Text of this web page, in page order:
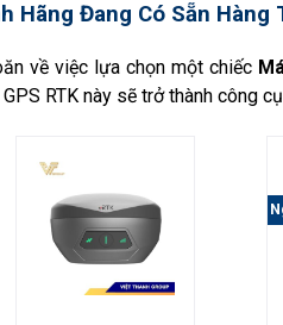
Hãng Đang Có Sẵn
về việc lựa chọn một chiếc
RTK này sẽ trở thành công